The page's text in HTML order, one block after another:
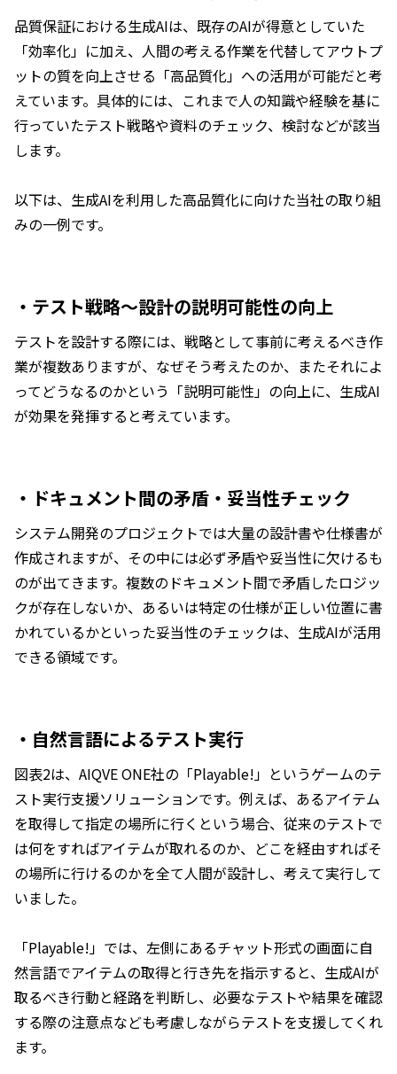
品質保証における生成AIは、既存のAIが得意としていた
「効率化」に加え、人間の考える作業を代替してアウトプ
ットの質を向上させる「高品質化」への活用が可能だと考
えています。具体的には、これまで人の知識や経験を基に
行っていたテスト戦略や資料のチェック、検討などが該当
します。
以下は、生成AIを利用した高品質化に向けた当社の取り組
みの一例です。
・テスト戦略～設計の説明可能性の向上
テストを設計する際には、戦略として事前に考えるべき作
業が複数ありますが、なぜそう考えたのか、またそれによ
ってどうなるのかという「説明可能性」の向上に、生成AI
が効果を発揮すると考えています。
・ドキュメント間の矛盾・妥当性チェック
システム開発のプロジェクトでは大量の設計書や仕様書が
作成されますが、その中には必ず矛盾や妥当性に欠けるも
のが出てきます。複数のドキュメント間で矛盾したロジッ
クが存在しないか、あるいは特定の仕様が正しい位置に書
かれているかといった妥当性のチェックは、生成AIが活用
できる領域です。
・自然言語によるテスト実行
図表2は、AIQVE ONE社の「Playable!」というゲームのテ
スト実行支援ソリューションです。例えば、あるアイテム
を取得して指定の場所に行くという場合、従来のテストで
は何をすればアイテムが取れるのか、どこを経由すればそ
の場所に行けるのかを全て人間が設計し、考えて実行して
いました。
「Playable!」では、左側にあるチャット形式の画面に自
然言語でアイテムの取得と行き先を指示すると、生成AIが
取るべき行動と経路を判断し、必要なテストや結果を確認
する際の注意点なども考慮しながらテストを支援してくれ
ます。